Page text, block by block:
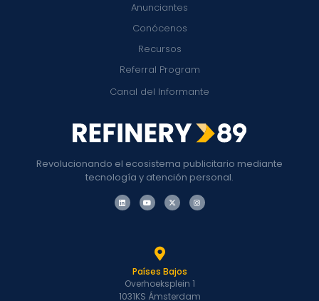
Revolucionando el ecosistema publicitario mediante
tecnología y atención personal.
Anunciantes
Conócenos
Recursos
Referral Program
Canal del Informante
Países Bajos
Overhoeksplein 1
1031KS Ámsterdam